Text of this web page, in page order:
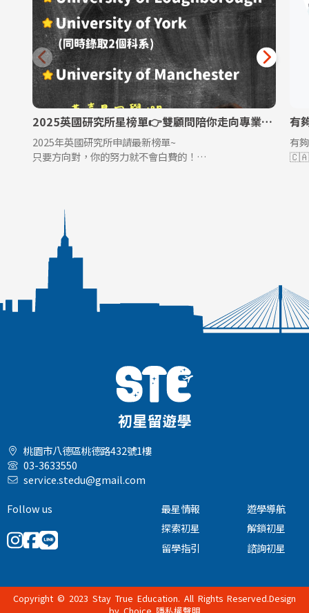
2025英國研究所星榜單👉雙顧問陪你走向專業領域
2025年英國研究所申請最新榜單~
只要方向對，你的努力就不會白費的！
有
🇨🇦
桃園市八德區桃德路432號1樓
03-3633550
service.stedu@gmail.com
Follow us
最星情報
探索初星
留學指引
遊學導航
解鎖初星
諮詢初星
Copyright © 2023 Stay True Education. All Rights Reserved.Design
by Choice 隱私權聲明